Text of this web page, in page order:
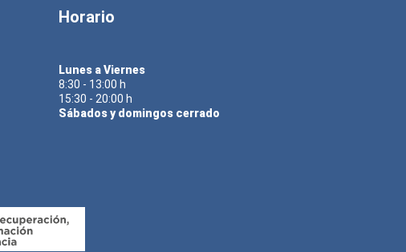
Horario
Lunes a Viernes
8:30 - 13:00 h
15:30 - 20:00 h
Sábados y domingos cerrado